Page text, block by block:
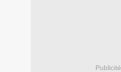
Publicité